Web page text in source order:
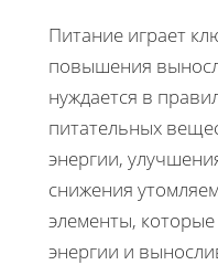
Питание играет
повышения
нуждается в
питательных
энергии,
снижения
элементы,
энергии и